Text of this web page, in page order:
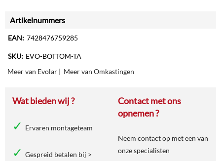
Artikelnummers
EAN: 7428476759285
SKU: EVO-BOTTOM-TA
Meer van Evolar | Meer van Omkastingen
Wat bieden wij ?
Ervaren montageteam
Gespreid betalen bij >
Contact met ons
opnemen ?
Neem contact op met een van
onze specialisten